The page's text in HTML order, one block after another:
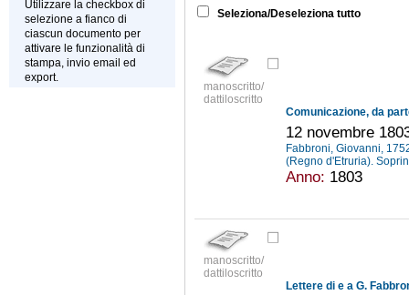
Utilizzare la checkbox di
selezione a fianco di
ciascun documento per
attivare le funzionalità di
stampa, invio email ed
export.
Seleziona/Deseleziona tutto
manoscritto/
dattiloscritto
12 novembre
Fabbroni, Giovanni,
(Regno d'Etruria).
Anno: 1803
manoscritto/
dattiloscritto
Lettere di e a G.